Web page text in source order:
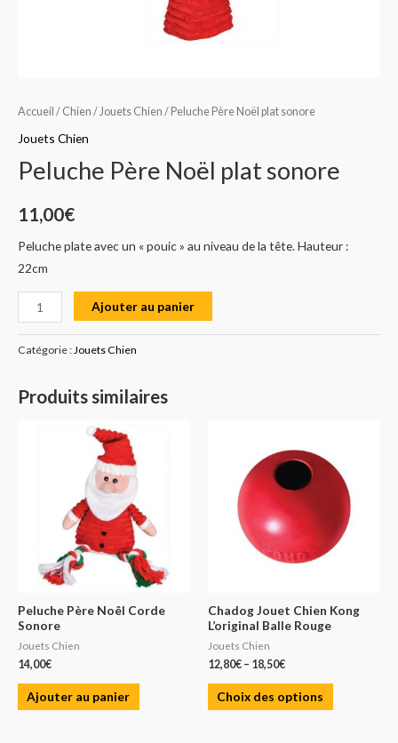
Accueil / Chien / Jouets Chien / Peluche Père Noël plat sonore
Jouets Chien
Peluche Père Noël plat sonore
11,00€
Peluche plate avec un « pouic » au niveau de la tête. Hauteur :
22cm
Ajouter au panier
Catégorie :Jouets Chien
Produits similaires
Peluche Père Noêl Corde
Sonore
Jouets Chien
14,00€
Ajouter au panier
Chadog Jouet Chien Kong
L’original Balle Rouge
Jouets Chien
12,80€ – 18,50€
Choix des options